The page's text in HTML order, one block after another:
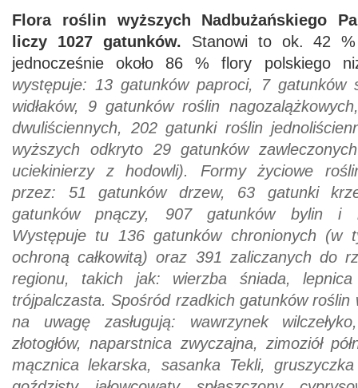
Flora roślin wyższych Nadbużańskiego
liczy 1027 gatunków. Stanowi to ok. 42
jednocześnie około 86 % flory polskiego
występuje: 13 gatunków paproci, 7 gatunków
widłaków, 9 gatunków roślin
dwuliściennych, 202 gatunki roślin
wyższych odkryto 29 gatunków
uciekinierzy z hodowli). Formy życiowe
przez: 51 gatunków drzew, 63 gatunki
gatunków pnączy, 907 gatunków bylin i
Występuje tu 136 gatunków chronionych (w
ochroną całkowitą) oraz 391 zaliczanych do
regionu, takich jak: wierzba śniada, lepnica
trójpalczasta. Spośród rzadkich gatunków roślin
na uwagę zasługują: wawrzynek
złotogłów, naparstnica zwyczajna, zimoziół
mącznica lekarska, sasanka Tekli, gruszyczka